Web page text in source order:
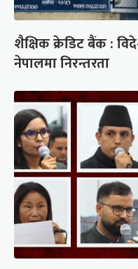
शैक्षिक क्रेडिट बैंक :
नेपालमा निरन्तरता